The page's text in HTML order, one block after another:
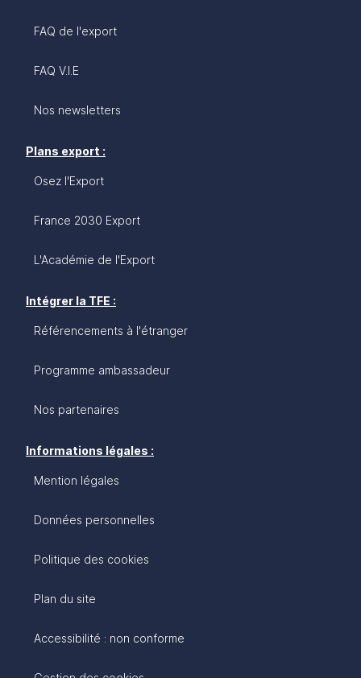
FAQ de l'export
FAQ V.I.E
Nos newsletters
Plans export :
Osez l'Export
France 2030 Export
L'Académie de l'Export
Intégrer la TFE :
Référencements à l'étranger
Programme ambassadeur
Nos partenaires
Informations légales :
Mention légales
Données personnelles
Politique des cookies
Plan du site
Accessibilité : non conforme